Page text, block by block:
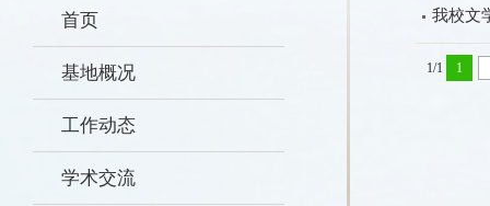
首页
基地概况
工作动态
学术交流
我校文
1/1 1